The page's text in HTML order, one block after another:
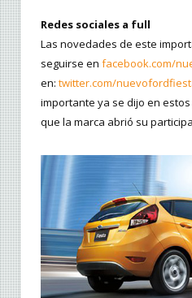
Redes sociales a full
Las novedades de este
seguirse en facebook.com/
en: twitter.com/
importante ya se dijo en
que la marca abrió su